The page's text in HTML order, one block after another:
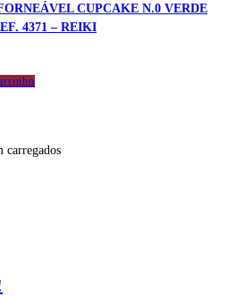
CUPCAKE N.0 VERDE
4371 – REIKI
carregados